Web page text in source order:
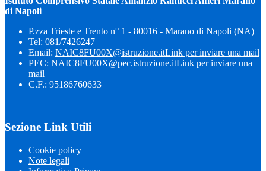
di Napoli
P.zza Trieste e Trento n° 1 - 80016 - Marano di Napoli (NA)
Tel: 081/7426247
Email: NAIC8FU00X@istruzione.itLink per inviare una mail
PEC: NAIC8FU00X@pec.istruzione.itLink per inviare una
mail
C.F.: 95186760633
Sezione Link Utili
Cookie policy
Note legali